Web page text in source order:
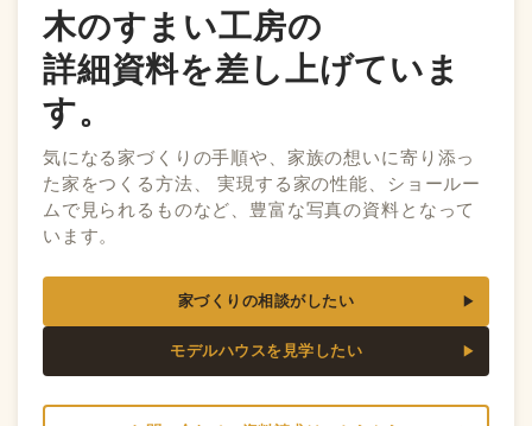
木のすまい工房の
詳細資料を差し上げていま
す。
気になる家づくりの手順や、家族の想いに寄り添っ
た家をつくる方法、 実現する家の性能、ショールー
ムで見られるものなど、豊富な写真の資料となって
います。
家づくりの相談がしたい
モデルハウスを見学したい